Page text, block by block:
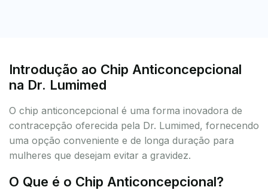
Introdução ao Chip Anticoncepcional
na Dr. Lumimed
O chip anticoncepcional é uma forma inovadora de
contracepção oferecida pela Dr. Lumimed, fornecendo
uma opção conveniente e de longa duração para
mulheres que desejam evitar a gravidez.
O Que é o Chip Anticoncepcional?